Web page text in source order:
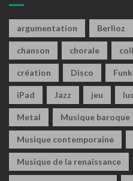
argumentation Berlioz
chanson chorale
création Disco Funk
iPad Jazz jeu
Metal Musique baroque
Musique contemporaine
Musique de la renaissance